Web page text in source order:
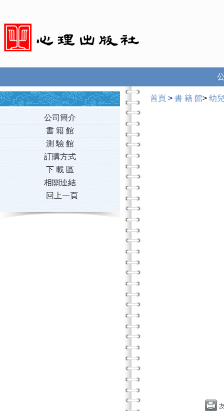
公司簡介
書 籍 館
測 驗 館
訂購方式
下 載 區
相關連結
回上一頁
首頁 > 書 籍 館> 幼